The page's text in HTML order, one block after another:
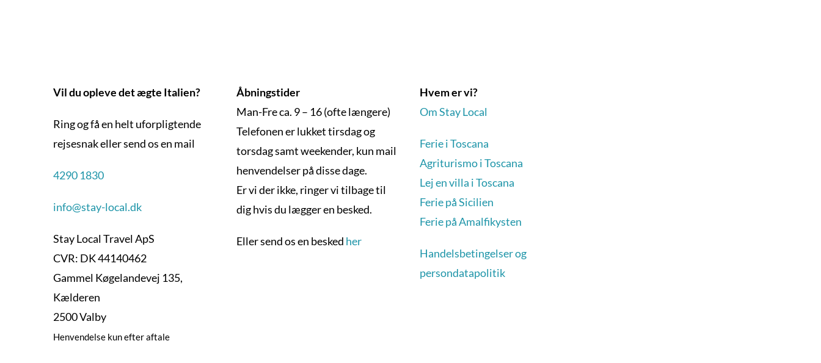
Vil du opleve det ægte Italien?
Ring og få en helt uforpligtende
rejsesnak eller send os en mail
4290 1830
info@stay-local.dk
Stay Local Travel ApS
CVR: DK 44140462
Gammel Køgelandevej 135,
Kælderen
2500 Valby
Henvendelse kun efter aftale
Åbningstider
Man-Fre ca. 9 – 16 (ofte længere)
Telefonen er lukket tirsdag og
torsdag samt weekender, kun mail
henvendelser på disse dage.
Er vi der ikke, ringer vi tilbage til
dig hvis du lægger en besked.
Eller send os en besked her
Hvem er vi?
Om Stay Local
Ferie i Toscana
Agriturismo i Toscana
Lej en villa i Toscana
Ferie på Sicilien
Ferie på Amalfikysten
Handelsbetingelser og
persondatapolitik